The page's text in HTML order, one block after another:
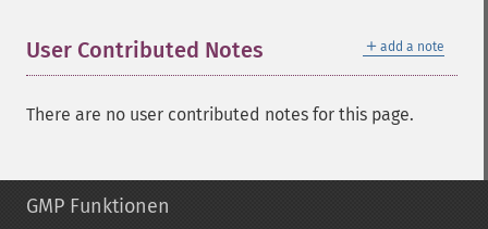
＋ add a note
User Contributed Notes
There are no user contributed notes for this page.
GMP Funktionen